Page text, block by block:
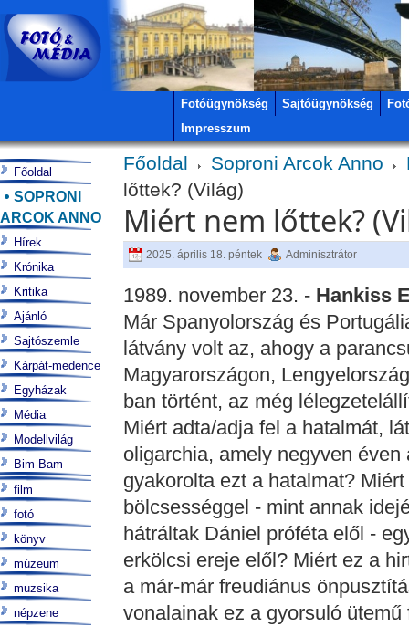
Fotóügynökség Sajtóügynökség
Impresszum
Főoldal Soproni Arcok Anno
lőttek? (Világ)
Miért nem lőttek?
2025. április 18. péntek Adminisztrátor
1989. november 23. - Hankiss
Már Spanyolország és
látvány volt az, ahogy a
Magyarországon,
ban történt, az még
Miért adta/adja fel a hatalmát,
oligarchia, amely negyven
gyakorolta ezt a hatalmat?
bölcsességgel - mint annak
hátráltak Dániel próféta elől -
erkölcsi ereje elől? Miért ez a
a már-már freudiánus
vonalainak ez a gyorsuló
Főoldal
SOPRONI
ARCOK ANNO
Hírek
Krónika
Kritika
Ajánló
Sajtószemle
Kárpát-medence
Egyházak
Média
Modellvilág
Bim-Bam
film
fotó
könyv
múzeum
muzsika
népzene